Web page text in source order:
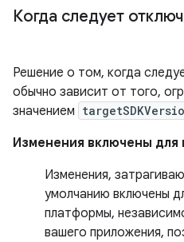
Когда следует
Решение о том, когда
обычно зависит от того,
значением
Изменения включены для
Изменения,
умолчанию включены
платформы,
вашего приложения,